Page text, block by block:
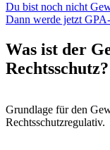
Du bist noch nicht
Dann werde jetzt
Was ist der
Rechtsschutz?
Grundlage für den
Rechtsschutzregulativ.